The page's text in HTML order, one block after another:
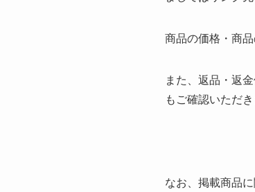
商品の価格・商
また、返品・返
もご確認いただ
なお、掲載商品